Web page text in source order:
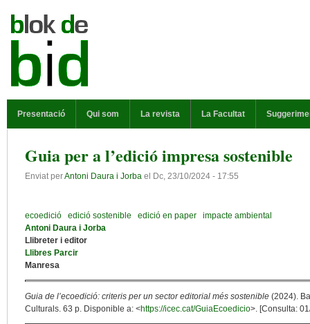
Presentació Qui som La revista La Facultat
Guia per a l’edició impresa sostenible
Enviat perAntoni Daura i Jorba el Dc, 23/10/2024 - 17:55
ecoedició edició sostenible edició en paper
impacte ambiental
Antoni Daura i Jorba
Llibreter i editor
Llibres Parcir
Manresa
Guia de l’ecoedició: criteris per un sector editorial més sostenible (2024).
Culturals. 63 p. Disponible a: <https://icec.cat/GuiaEcoedicio>. [Consulta: